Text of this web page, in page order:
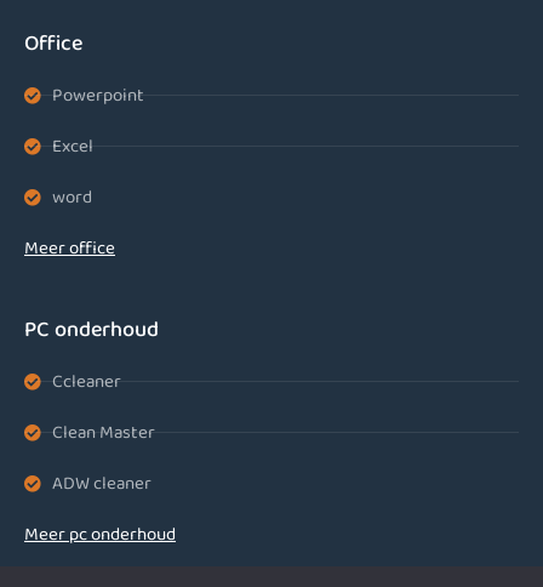
Office
Powerpoint
Excel
word
Meer office
PC onderhoud
Ccleaner
Clean Master
ADW cleaner
Meer pc onderhoud